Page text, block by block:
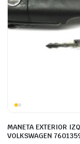
MANETA EXTERIOR
VOLKSWAGEN